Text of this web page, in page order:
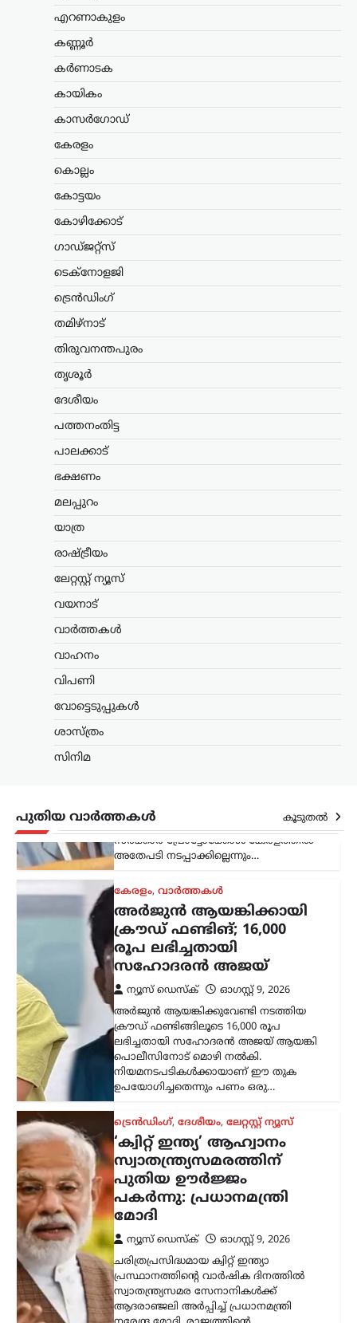
എറണാകുളം
കണ്ണൂർ
കർണാടക
കായികം
കാസർഗോഡ്
കേരളം
കൊല്ലം
കോട്ടയം
കോഴിക്കോട്
ഗാഡ്ജറ്റ്സ്
ടെക്നോളജി
ട്രെൻഡിംഗ്
തമിഴ്നാട്
തിരുവനന്തപുരം
തൃശൂർ
ദേശീയം
പത്തനംതിട്ട
പാലക്കാട്
ഭക്ഷണം
മലപ്പുറം
യാത്ര
രാഷ്ട്രീയം
ലേറ്റസ്റ്റ് ന്യൂസ്
വയനാട്
വാർത്തകൾ
വാഹനം
വിപണി
വോട്ടെടുപ്പുകൾ
ശാസ്ത്രം
സിനിമ
പുതിയ വാർത്തകൾ കൂടുതൽ
പ്രസ്ഥാനത്തിന്റെ വാർഷിക ദിനത്തിൽ
സ്വാതന്ത്ര്യസമര സേനാനികൾക്ക്
നരേന്ദ്ര മോദി. രാജ്യത്തിന്റെ
ധൈര്യവും ത്യാഗവും വരും
ട്രെൻഡിംഗ്,ദേശീയം,രാഷ്ട്രീയം
മന്ത്രിസ്ഥാനം രാജിവെച്ചത്
നിർബന്ധമല്ല: ധർമേന്ദ്ര
പ്രധാൻ
ഡൽഹിയിലെ വിദ്യാർത്ഥി സമരത്തെ
തുടർന്ന് കേന്ദ്ര വിദ്യാഭ്യാസമന്ത്രി സ്ഥാനം
ആഴ്ചകൾക്ക് ശേഷമാണ് അദ്ദേഹം
വിഷയത്തിൽ…
വന്ദേമാതരം മുഴുവനായി
പാടണമെന്ന സർക്കുലർ;
സ്വാതന്ത്ര്യദിനാഘോഷങ്ങളുടെ ഭാഗമായി
സെക്രട്ടറിയുടെ സർക്കുലറിനെതിരെ
പ്രതികരിച്ച് മന്ത്രി കെ. മുരളീധരൻ. കേന്ദ്ര
സർക്കാർ പ്രോട്ടോക്കോൾ കേരളത്തിൽ
കേരളം,വാർത്തകൾ
അർജുൻ ആയങ്കിക്കായി
രൂപ ലഭിച്ചതായി
സഹോദരൻ അജയ്
ന്യൂസ് ഡെസ്ക്
ഓഗസ്റ്റ്‌ 9, 2026
പൊലീസിനോട് മൊഴി നൽകി.
നിയമനടപടികൾക്കായാണ് ഈ തുക
ഉപയോഗിച്ചതെന്നും പണം ഒരു…
‘ക്വിറ്റ് ഇന്ത്യ’ ആഹ്വാനം
സ്വാതന്ത്ര്യസമരത്തിന്
പുതിയ ഊർജ്ജം
പകർന്നു: പ്രധാനമന്ത്രി
മോദി
ന്യൂസ് ഡെസ്ക്
ഓഗസ്റ്റ്‌ 9, 2026
ചരിത്രപ്രസിദ്ധമായ ക്വിറ്റ് ഇന്ത്യാ
പ്രസ്ഥാനത്തിന്റെ വാർഷിക ദിനത്തിൽ
സ്വാതന്ത്ര്യസമര സേനാനികൾക്ക്
ആദരാഞ്ജലി അർപ്പിച്ച് പ്രധാനമന്ത്രി
നരേന്ദ്ര മോദി. രാജ്യത്തിന്റെ
സ്വാതന്ത്ര്യത്തിനായി പോരാടിയവരുടെ
തലമുറകൾക്കും…
ട്രെൻഡിംഗ്,ദേശീയം,രാഷ്ട്രീയം
മന്ത്രിസ്ഥാനം രാജിവെച്ചത്
സ്വന്തം തീരുമാനപ്രകാരം;
പദവികൾ എനിക്ക്
നിർബന്ധമല്ല: ധർമേന്ദ്ര
പ്രധാൻ
ന്യൂസ് ഡെസ്ക്
ഓഗസ്റ്റ്‌ 9, 2026
ഡൽഹിയിലെ വിദ്യാർത്ഥി സമരത്തെ
തുടർന്ന് കേന്ദ്ര വിദ്യാഭ്യാസമന്ത്രി സ്ഥാനം